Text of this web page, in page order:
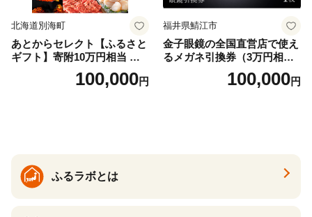
北海道別海町
あとからセレクト【ふるさと
ギフト】寄附10万円相当 あ
とから選べる！ ギフト いく
ら ほたて 海鮮 牛肉 別海町
ギフト ふるさと納税 ）
100,000円
福井県鯖江市
金子眼鏡の全国直営店で使え
るメガネ引換券（3万円相
100,000円
ふるラボとは